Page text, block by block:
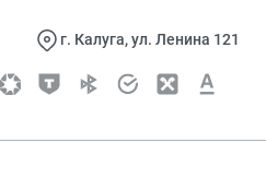
г. Калуга, ул. Ленина 121